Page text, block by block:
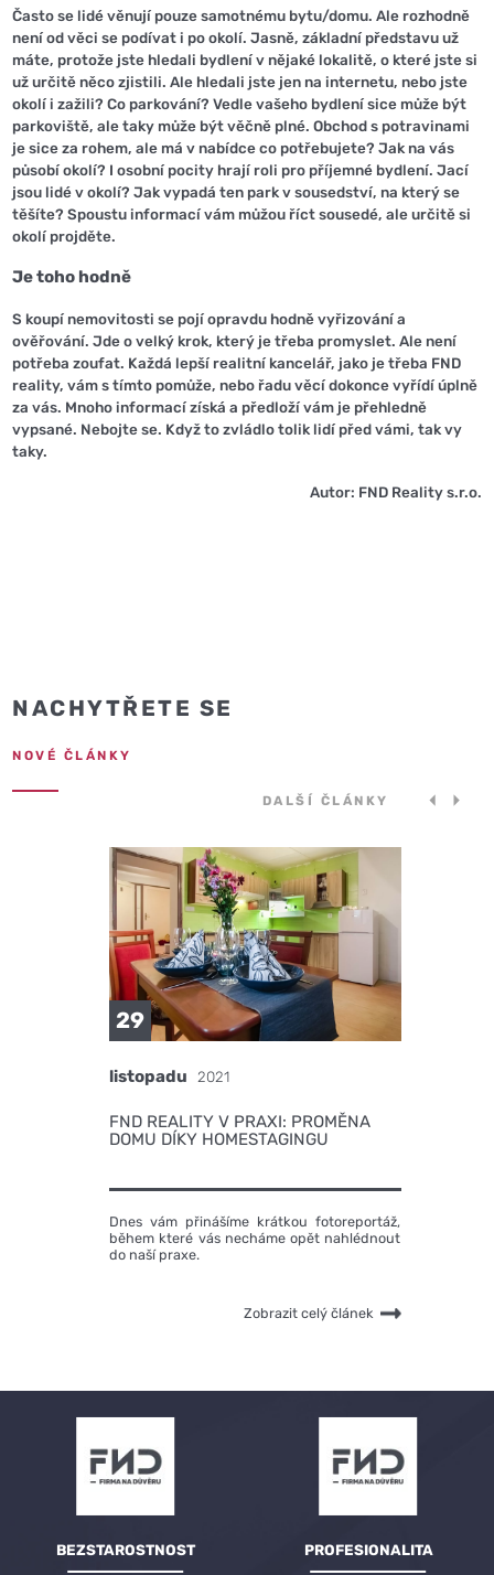
Často se lidé věnují pouze samotnému bytu/domu. Ale rozhodně
není od věci se podívat i po okolí. Jasně, základní představu už
máte, protože jste hledali bydlení v nějaké lokalitě, o které jste si
už určitě něco zjistili. Ale hledali jste jen na internetu, nebo jste
okolí i zažili? Co parkování? Vedle vašeho bydlení sice může být
parkoviště, ale taky může být věčně plné. Obchod s potravinami
je sice za rohem, ale má v nabídce co potřebujete? Jak na vás
působí okolí? I osobní pocity hrají roli pro příjemné bydlení. Jací
jsou lidé v okolí? Jak vypadá ten park v sousedství, na který se
těšíte? Spoustu informací vám můžou říct sousedé, ale určitě si
okolí projděte.
Je toho hodně
S koupí nemovitosti se pojí opravdu hodně vyřizování a
ověřování. Jde o velký krok, který je třeba promyslet. Ale není
potřeba zoufat. Každá lepší realitní kancelář, jako je třeba FND
reality, vám s tímto pomůže, nebo řadu věcí dokonce vyřídí úplně
za vás. Mnoho informací získá a předloží vám je přehledně
vypsané. Nebojte se. Když to zvládlo tolik lidí před vámi, tak vy
taky.
Autor: FND Reality s.r.o.
NACHYTŘETE SE
NOVÉ ČLÁNKY
DALŠÍ ČLÁNKY
29
listopadu 2021
FND REALITY V PRAXI: PROMĚNA
DOMU DÍKY HOMESTAGINGU
Dnes vám přinášíme krátkou fotoreportáž,
během které vás necháme opět nahlédnout
do naší praxe.
Zobrazit celý článek
BEZSTAROSTNOST PROFESIONALITA